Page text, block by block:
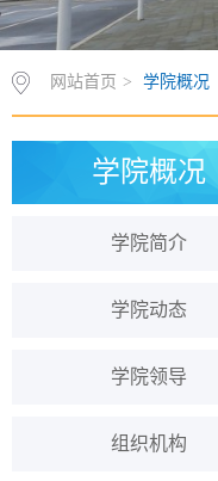
网站首页 > 学院概况
学院概况
学院简介
学院动态
学院领导
组织机构